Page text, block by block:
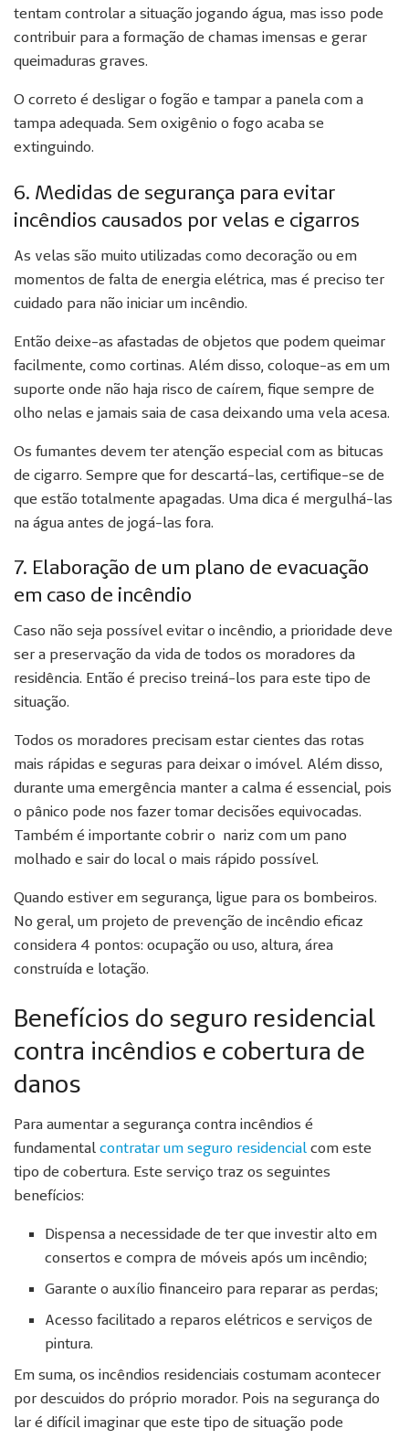
tentam controlar a situação jogando água, mas isso pode
contribuir para a formação de chamas imensas e gerar
queimaduras graves.
O correto é desligar o fogão e tampar a panela com a
tampa adequada. Sem oxigênio o fogo acaba se
extinguindo.
6. Medidas de segurança para evitar
incêndios causados por velas e cigarros
As velas são muito utilizadas como decoração ou em
momentos de falta de energia elétrica, mas é preciso ter
cuidado para não iniciar um incêndio.
Então deixe-as afastadas de objetos que podem queimar
facilmente, como cortinas. Além disso, coloque-as em um
suporte onde não haja risco de caírem, fique sempre de
olho nelas e jamais saia de casa deixando uma vela acesa.
Os fumantes devem ter atenção especial com as bitucas
de cigarro. Sempre que for descartá-las, certifique-se de
que estão totalmente apagadas. Uma dica é mergulhá-las
na água antes de jogá-las fora.
7. Elaboração de um plano de evacuação
em caso de incêndio
Caso não seja possível evitar o incêndio, a prioridade deve
ser a preservação da vida de todos os moradores da
residência. Então é preciso treiná-los para este tipo de
situação.
Todos os moradores precisam estar cientes das rotas
mais rápidas e seguras para deixar o imóvel. Além disso,
durante uma emergência manter a calma é essencial, pois
o pânico pode nos fazer tomar decisões equivocadas.
Também é importante cobrir o nariz com um pano
molhado e sair do local o mais rápido possível.
Quando estiver em segurança, ligue para os bombeiros.
No geral, um projeto de prevenção de incêndio eficaz
considera 4 pontos: ocupação ou uso, altura, área
construída e lotação.
Benefícios do seguro residencial
contra incêndios e cobertura de
danos
Para aumentar a segurança contra incêndios é
fundamental contratar um seguro residencial com este
tipo de cobertura. Este serviço traz os seguintes
benefícios:
Dispensa a necessidade de ter que investir alto em
consertos e compra de móveis após um incêndio;
Garante o auxílio financeiro para reparar as perdas;
Acesso facilitado a reparos elétricos e serviços de
pintura.
Em suma, os incêndios residenciais costumam acontecer
por descuidos do próprio morador. Pois na segurança do
lar é difícil imaginar que este tipo de situação pode